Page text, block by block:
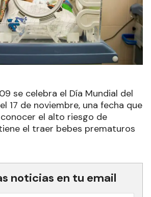
se celebra el Día Mundial del
17 de noviembre, una fecha que
el alto riesgo de
el traer bebes prematuros
noticias en tu email